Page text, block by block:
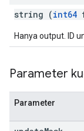
string (int64
Hanya output. ID
Parameter
Parameter